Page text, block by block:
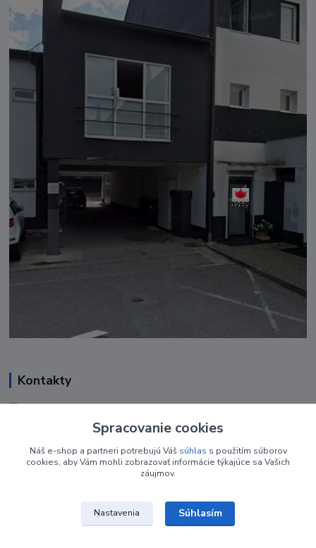
Kontakty
+421 948 050 205
nechtovyobchodik@gmail.com
Spracovanie cookies
Náš e-shop a partneri potrebujú Váš súhlas s použitím súborov
cookies, aby Vám mohli zobrazovať informácie týkajúce sa Vašich
záujmov.
Nastavenia Súhlasím